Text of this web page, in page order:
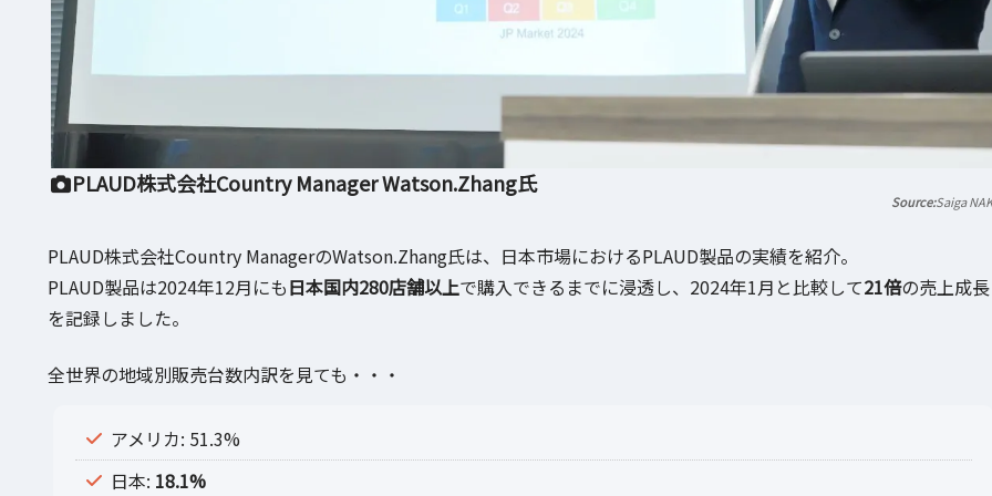
PLAUD株式会社Country Manager Watson.Zhang氏
Saiga NAK
PLAUD株式会社Country ManagerのWatson.Zhang氏は、日本市場におけるPLAUD製品の実績を紹介。
PLAUD製品は2024年12月にも日本国内280店舗以上で購入できるまでに浸透し、2024年1月と比較して21倍の売上成長
を記録しました。
全世界の地域別販売台数内訳を見ても・・・
アメリカ: 51.3%
日本: 18.1%